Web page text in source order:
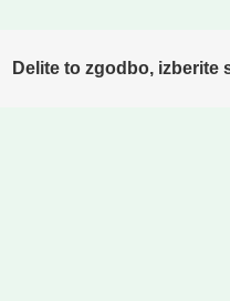
Delite to zgodbo, izberite